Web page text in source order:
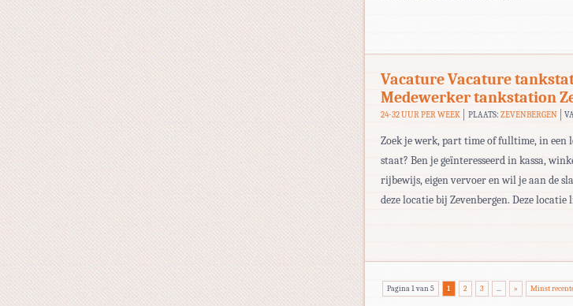
Vacature Vacature
Medewerker tankstation
24-32 UUR PER WEEK PLAATS: ZEVENBERGEN
Zoek je werk, part time of fulltime, in
staat? Ben je geïnteresseerd in kassa,
rijbewijs, eigen vervoer en wil je aan de
deze locatie bij Zevenbergen. Deze
Pagina 1 van 5 1 2 3 ... » Minst